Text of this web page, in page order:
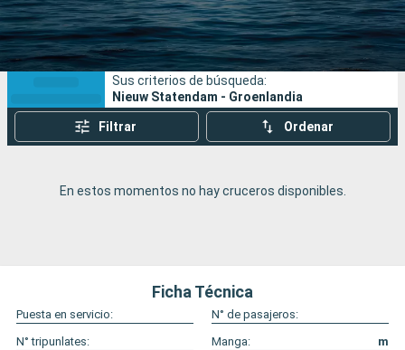
Fecha de salida
Puertos Compañías
Buscar
Sus criterios de búsqueda:
Nieuw Statendam - Groenlandia
Filtrar Ordenar
En estos momentos no hay cruceros disponibles.
Ficha Técnica
Puesta en servicio:
N° de pasajeros:
N° tripunlates:
Manga:
m